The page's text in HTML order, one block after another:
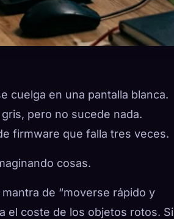
cuelga en una pantalla blanca.
pero no sucede nada.
firmware que falla tres veces.
cosas.
de “moverse rápido y
el coste de los objetos rotos. Si